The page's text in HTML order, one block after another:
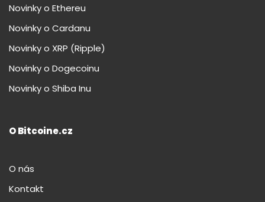
Novinky o Ethereu
Novinky o Cardanu
Novinky o XRP (Ripple)
Novinky o Dogecoinu
Novinky o Shiba Inu
O Bitcoine.cz
O nás
Kontakt